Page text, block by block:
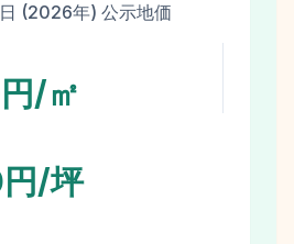
(2026年) 公示地価
/㎡
/坪